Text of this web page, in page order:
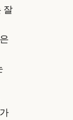
잘